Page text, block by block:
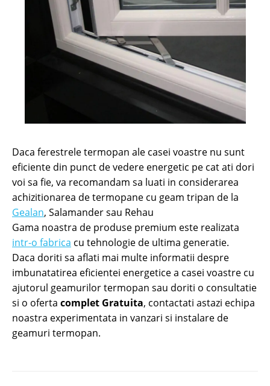
Daca ferestrele termopan ale casei voastre nu sunt
eficiente din punct de vedere energetic pe cat ati dori
voi sa fie, va recomandam sa luati in considerarea
achizitionarea de termopane cu geam tripan de la
Gealan, Salamander sau Rehau
Gama noastra de produse premium este realizata
intr-o fabrica cu tehnologie de ultima generatie.
Daca doriti sa aflati mai multe informatii despre
imbunatatirea eficientei energetice a casei voastre cu
ajutorul geamurilor termopan sau doriti o consultatie
si o oferta complet Gratuita, contactati astazi echipa
noastra experimentata in vanzari si instalare de
geamuri termopan.